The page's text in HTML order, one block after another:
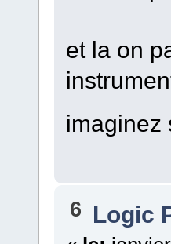
et la on
6 Logic